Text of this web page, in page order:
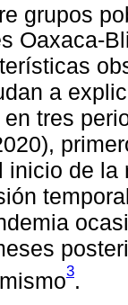
grupos
Oaxaca-
a
tres
inicio de
3.